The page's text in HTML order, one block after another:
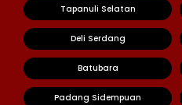
Tapanuli Selatan
Deli Serdang
Batubara
Padang Sidempuan